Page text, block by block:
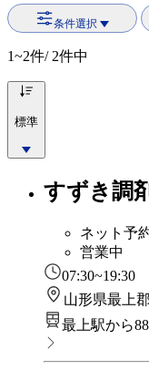
条件選択
1~2件/ 2件中
標準
すずき調
ネット予
営業中
07:30~19:30
山形県最上
最上駅から